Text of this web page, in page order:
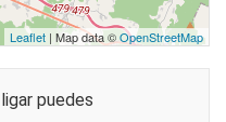
Leaflet | Map data ©OpenStreetMap
puedes